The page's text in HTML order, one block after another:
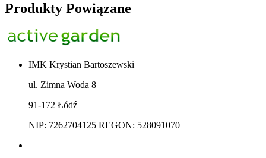
Produkty Powiązane
IMK Krystian Bartoszewski
ul. Zimna Woda 8
91-172 Łódź
NIP: 7262704125 REGON: 528091070